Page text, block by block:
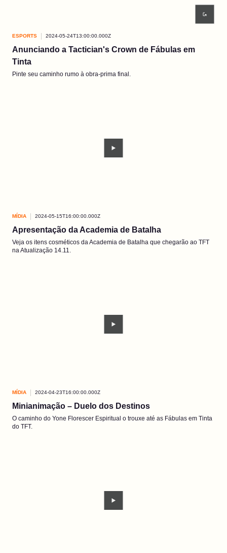
ESPORTS 2024-05-24T13:00:00.000Z
Anunciando a Tactician's Crown de Fábulas em
Tinta
Pinte seu caminho rumo à obra-prima final.
MÍDIA 2024-05-15T16:00:00.000Z
Apresentação da Academia de Batalha
Veja os itens cosméticos da Academia de Batalha que chegarão ao TFT
na Atualização 14.11.
MÍDIA 2024-04-23T16:00:00.000Z
Minianimação – Duelo dos Destinos
O caminho do Yone Florescer Espiritual o trouxe até as Fábulas em Tinta
do TFT.